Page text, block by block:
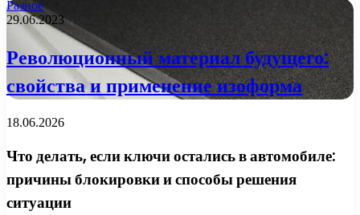
Разное
29.06.2023
Революционный материал будущего:
свойства и применение изоформа
18.06.2026
Что делать, если ключи остались в автомобиле:
причины блокировки и способы решения
ситуации